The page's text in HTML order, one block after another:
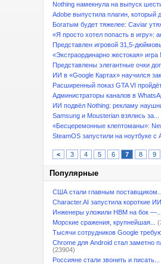
Nothing намекнула на выпуск
Adobe выпустила плагин, который
Богатым будет тяжелее: Caviar
«Я просто хотел попасть в игру»:
Представлен игровой 31,5-
«Экстраординарно жестокая» игра
Представлены элегантные очки
ИИ в «Google Картах» научился
Расширенный показ GTA VI пройдёт
Администраторы каналов в
ИИ подвёл Nothing: рекламу
Samsung и Mousterian взялись за...
«Бесцеремонные клептоманы»:
SteamOS запустили на ноутбуке с
< 3 4 5 6 7 8 9
Популярные
США стали главным поставщиком...
Character.AI запустила короткие
Инженеры уложили HBM на бок —...
Морские сражения, крупнейшая...
Тысячи сотрудников Google
Chrome для Android стал заметно
(23904)
Россияне стали звонить и писать...